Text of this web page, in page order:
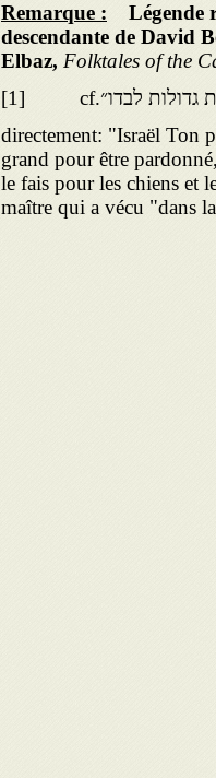
Remarque :
Légende
descendante de David
Elbaz, Folktales of the
directement: "Israël Ton
grand pour être
le fais pour les chiens et
maître qui a vécu "dans